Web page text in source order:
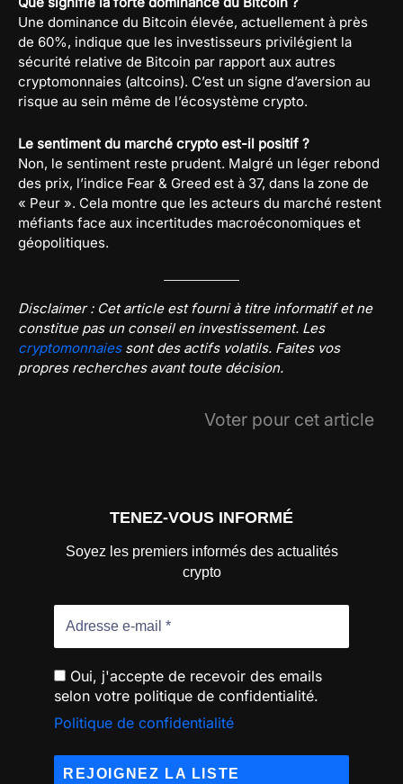
Une dominance du Bitcoin élevée, actuellement à près
de 60%, indique que les investisseurs privilégient la
sécurité relative de Bitcoin par rapport aux autres
cryptomonnaies (altcoins). C’est un signe d’aversion au
risque au sein même de l’écosystème crypto.
Le sentiment du marché crypto est-il positif ?
Non, le sentiment reste prudent. Malgré un léger rebond
des prix, l’indice Fear & Greed est à 37, dans la zone de
« Peur ». Cela montre que les acteurs du marché restent
méfiants face aux incertitudes macroéconomiques et
géopolitiques.
Disclaimer : Cet article est fourni à titre informatif et ne
constitue pas un conseil en investissement. Les
cryptomonnaiessont des actifs volatils. Faites vos
propres recherches avant toute décision.
Voter pour cet article
TENEZ-VOUS INFORMÉ
Soyez les premiers informés des actualités
crypto
Oui, j'accepte de recevoir des emails
selon votre politique de confidentialité.
Politique de confidentialité